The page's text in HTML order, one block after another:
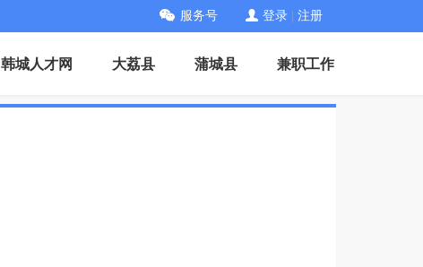
服务号 登录 注册
韩城人才网 大荔县 蒲城县 兼职工作